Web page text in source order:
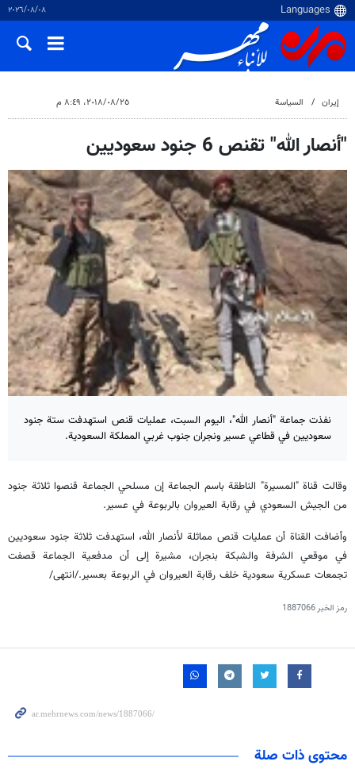
٠٨‏/٠٨‏/٢٠٢٦
إيران السياسة ٢٥‏/٠٨‏/٢٠١٨، ٨:٤٩ م
"أنصار الله" تقنص 6 جنود سعوديين
نفذت جماعة "أنصار الله"، اليوم السبت، عمليات قنص استهدفت ستة جنود
سعوديين في قطاعي عسير ونجران جنوب غربي المملكة السعودية.
وقالت قناة "المسيرة" الناطقة باسم الجماعة إن مسلحي الجماعة قنصوا ثلاثة جنود
من الجيش السعودي في رقابة العيروان بالربوعة في عسير.
وأضافت القناة أن عمليات قنص مماثلة لأنصار الله، استهدفت ثلاثة جنود سعوديين
في موقعي الشرفة والشبكة بنجران، مشيرة إلى أن مدفعية الجماعة قصفت
تجمعات عسكرية سعودية خلف رقابة العيروان في الربوعة بعسير./انتهى/
رمز الخبر1887066
محتوى ذات صلة